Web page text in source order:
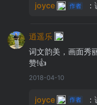
joyce
逍遥乐
词文韵美，画面秀
赞!👍
2018-04-10
joyce